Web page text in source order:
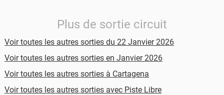
Plus de sortie circuit
Voir toutes les autres sorties du 22 Janvier 2026
Voir toutes les autres sorties en Janvier 2026
Voir toutes les autres sorties à Cartagena
Voir toutes les autres sorties avec Piste Libre